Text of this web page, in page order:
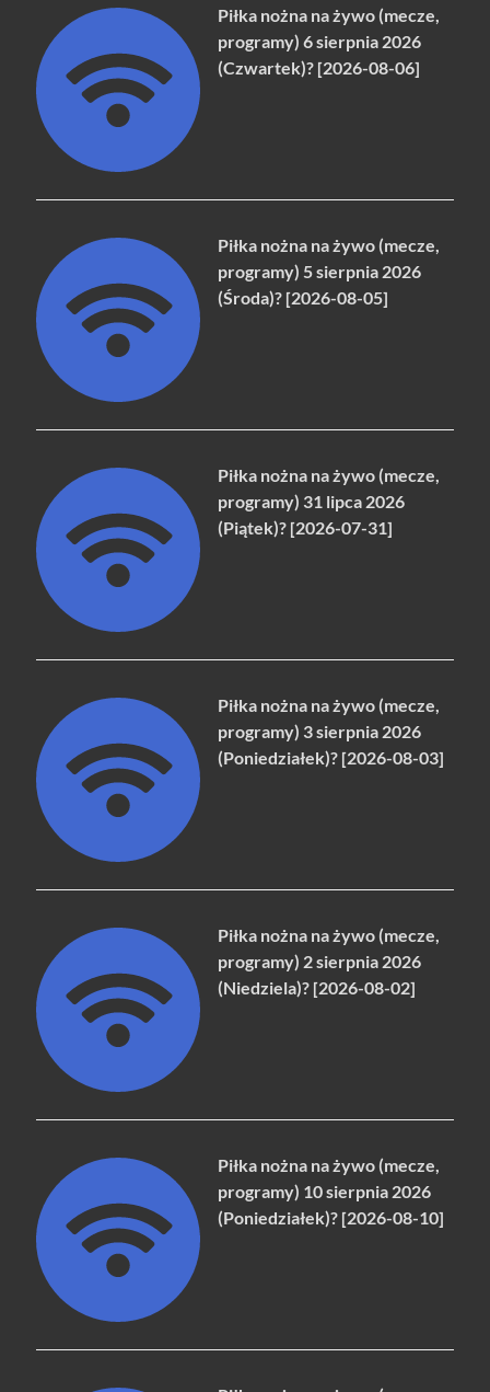
Piłka nożna na żywo (mecze,
programy) 6 sierpnia 2026
(Czwartek)? [2026-08-06]
Piłka nożna na żywo (mecze,
programy) 5 sierpnia 2026
(Środa)? [2026-08-05]
Piłka nożna na żywo (mecze,
programy) 31 lipca 2026
(Piątek)? [2026-07-31]
Piłka nożna na żywo (mecze,
programy) 3 sierpnia 2026
(Poniedziałek)? [2026-08-03]
Piłka nożna na żywo (mecze,
programy) 2 sierpnia 2026
(Niedziela)? [2026-08-02]
Piłka nożna na żywo (mecze,
programy) 10 sierpnia 2026
(Poniedziałek)? [2026-08-10]